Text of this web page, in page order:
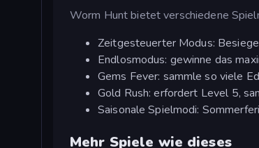
Worm Hunt bietet verschiedene
Zeitgesteuerter Modus:
Endlosmodus: gewinne das
Gems Fever: sammle so viele
Gold Rush: erfordert Level 5,
Saisonale Spielmodi:
Mehr Spiele wie dieses